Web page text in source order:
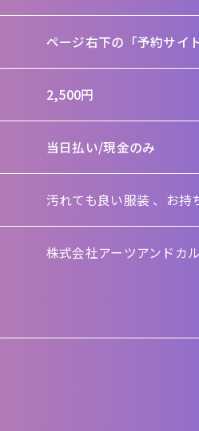
ページ右下の「予約サイ
2,500円
当日払い/現金のみ
汚れても良い服装 、お持
株式会社アーツアンドカ